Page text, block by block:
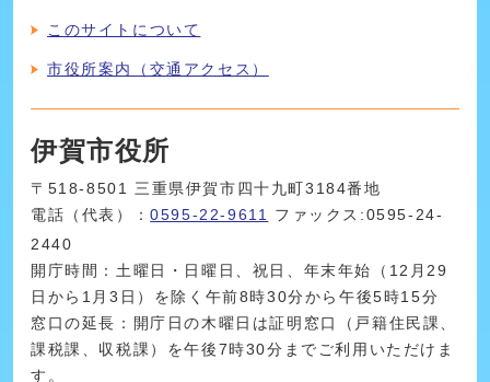
このサイトについて
市役所案内（交通アクセス）
伊賀市役所
〒518-8501 三重県伊賀市四十九町3184番地
電話（代表）：0595-22-9611
ファックス:0595-24-
2440
開庁時間：土曜日・日曜日、祝日、年末年始（12月29
日から1月3日）を除く午前8時30分から午後5時15分
窓口の延長：開庁日の木曜日は証明窓口（戸籍住民課、
課税課、収税課）を午後7時30分までご利用いただけま
す。